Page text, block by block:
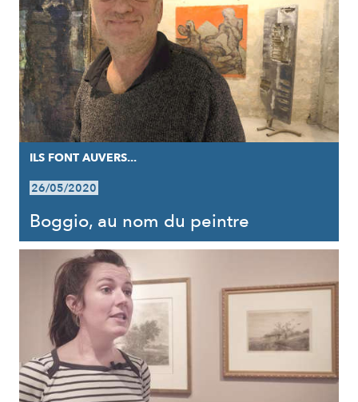
ILS FONT AUVERS...
26/05/2020
Boggio, au nom du peintre